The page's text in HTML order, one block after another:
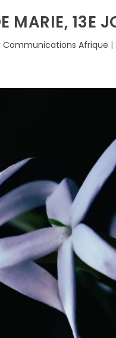
MARIE, 13E
Communications Afrique |